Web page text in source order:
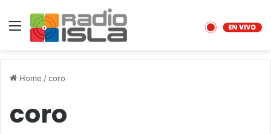
Menu
Home /coro
coro